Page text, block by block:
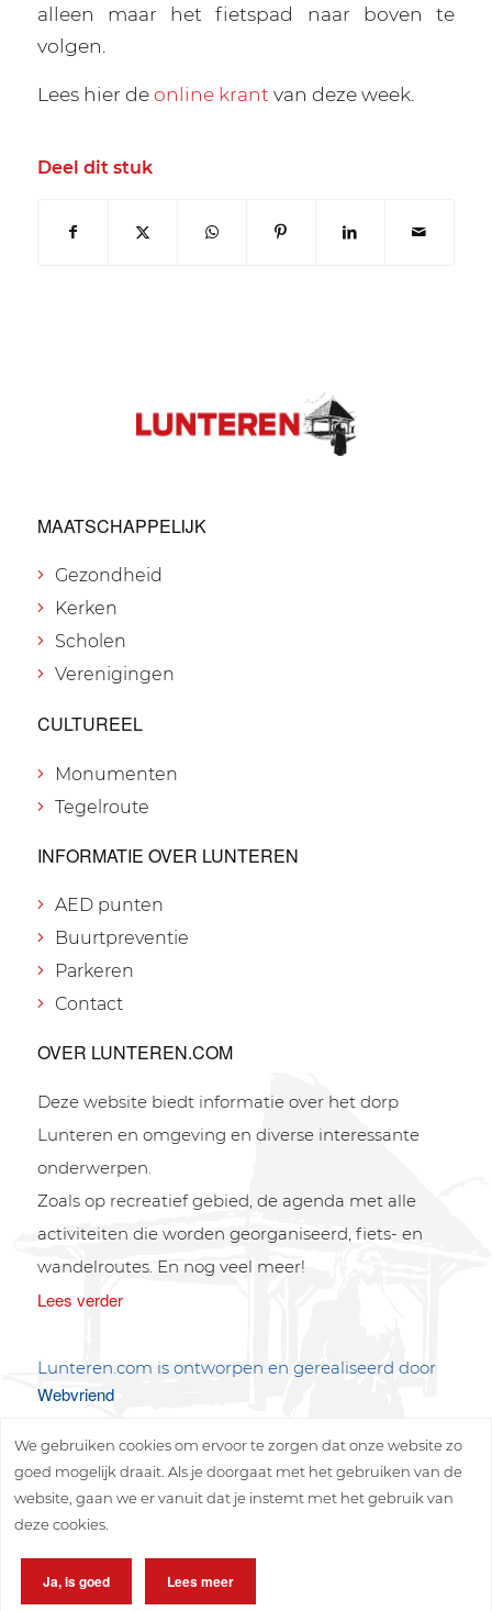
alleen maar het fietspad naar boven te
volgen.
Lees hier deonline krant van deze week.
Deel dit stuk
MAATSCHAPPELIJK
Gezondheid
Kerken
Scholen
Verenigingen
CULTUREEL
Monumenten
Tegelroute
INFORMATIE OVER LUNTEREN
AED punten
Buurtpreventie
Parkeren
Contact
OVER LUNTEREN.COM
Deze website biedt informatie over het dorp
Lunteren en omgeving en diverse interessante
onderwerpen.
Zoals op recreatief gebied, de agenda met alle
activiteiten die worden georganiseerd, fiets- en
wandelroutes. En nog veel meer!
Lees verder
Lunteren.com is ontworpen en gerealiseerd door
Webvriend
We gebruiken cookies om ervoor te zorgen dat onze website zo
goed mogelijk draait. Als je doorgaat met het gebruiken van de
website, gaan we er vanuit dat je instemt met het gebruik van
deze cookies.
Ja, is goed Lees meer